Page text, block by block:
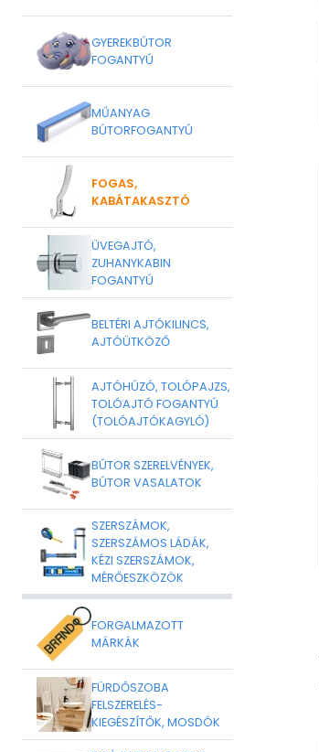
GYEREKBÚTOR
FOGANTYÚ
MŰANYAG
BÚTORFOGANTYÚ
FOGAS,
KABÁTAKASZTÓ
ÜVEGAJTÓ,
ZUHANYKABIN
FOGANTYÚ
BELTÉRI AJTÓKILINCS,
AJTÓÜTKÖZŐ
AJTÓHÚZÓ, TOLÓPAJZS,
TOLÓAJTÓ FOGANTYÚ
(TOLÓAJTÓKAGYLÓ)
BÚTOR SZERELVÉNYEK,
BÚTOR VASALATOK
SZERSZÁMOK,
SZERSZÁMOS LÁDÁK,
KÉZI SZERSZÁMOK,
MÉRŐESZKÖZÖK
FORGALMAZOTT
MÁRKÁK
FÜRDŐSZOBA
FELSZERELÉS-
KIEGÉSZÍTŐK, MOSDÓK